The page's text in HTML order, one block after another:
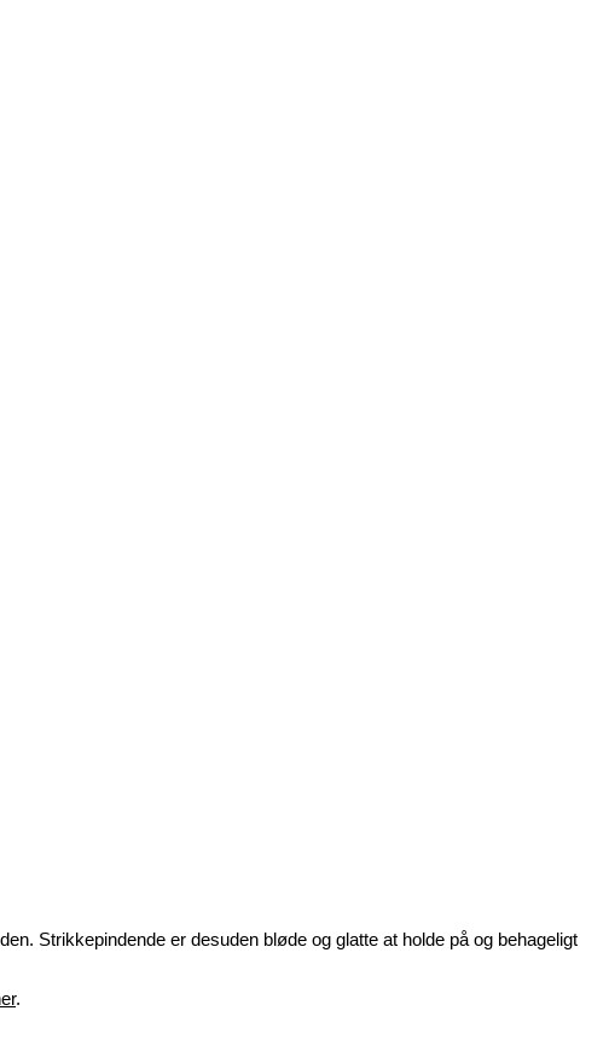
Strikkepindende er desuden bløde og glatte at holde på og behageligt
.